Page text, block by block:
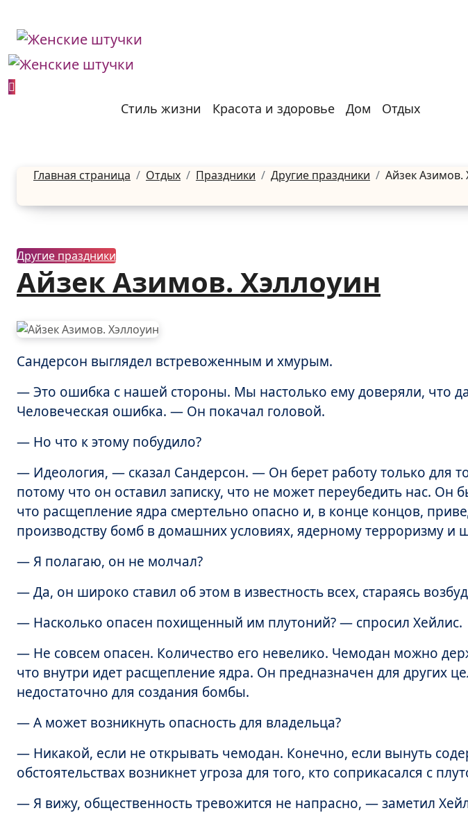
содержанию
Стиль жизни Красота и здоровье Дом Отдых
Главная страница Отдых Праздники Другие праздники Айзек Азимов.
Другие праздники
Айзек Азимов. Хэллоуин
Сандерсон выглядел встревоженным и хмурым.
— Это ошибка с нашей стороны. Мы настолько ему доверяли, что
Человеческая ошибка. — Он покачал головой.
— Но что к этому побудило?
— Идеология, — сказал Сандерсон. — Он берет работу только для
потому что он оставил записку, что не может переубедить нас. Он
что расщепление ядра смертельно опасно и, в конце концов,
производству бомб в домашних условиях, ядерному терроризму и
— Я полагаю, он не молчал?
— Да, он широко ставил об этом в известность всех, стараясь
— Насколько опасен похищенный им плутоний? — спросил Хейлис.
— Не совсем опасен. Количество его невелико. Чемодан можно
что внутри идет расщепление ядра. Он предназначен для других
недостаточно для создания бомбы.
— А может возникнуть опасность для владельца?
— Никакой, если не открывать чемодан. Конечно, если вынуть
обстоятельствах возникнет угроза для того, кто соприкасался с
— Я вижу, общественность тревожится не напрасно, — заметил